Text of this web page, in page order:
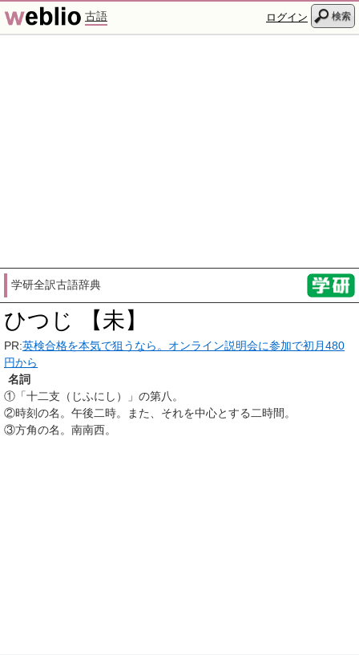
古語 ログイン 検索
学研全訳古語辞典
ひつじ 【未】
PR:英検合格を本気で狙うなら。オンライン説明会に参加で初月480
円から
名詞
① 「十二支（じふにし）」の第八。
②時刻の名。午後二時。また、それを中心とする二時間。
③方角の名。南南西。